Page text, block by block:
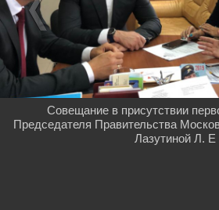
Совещание в присутствии
Председателя Правительства
Лазутиной Л. Е